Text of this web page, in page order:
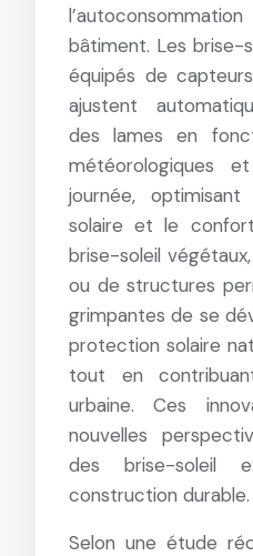
bâtiment. Les brise-
équipés de
ajustent
des lames en
météorologiques
journée,
solaire et le
brise-soleil
ou de structures
grimpantes de se
protection solaire
tout en
urbaine. Ces
nouvelles
des brise-soleil
construction durable.
Selon une étude